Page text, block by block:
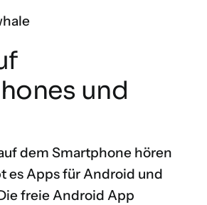
und
dem Smartphone hören
es Apps für Android und
freie Android App